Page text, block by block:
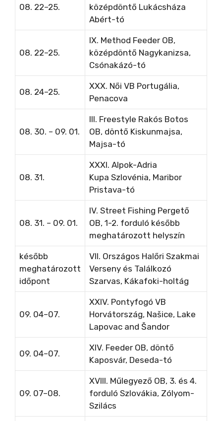
08. 22–25.
középdöntő Lukácsháza
Abért-tó
08. 22–25.
IX. Method Feeder OB,
középdöntő Nagykanizsa,
Csónakázó-tó
08. 24–25.
XXX. Női VB Portugália,
Penacova
08. 30. – 09. 01.
III. Freestyle Rakós Botos
OB, döntő Kiskunmajsa,
Majsa-tó
08. 31.
XXXI. Alpok-Adria
Kupa Szlovénia, Maribor
Pristava-tó
08. 31. – 09. 01.
IV. Street Fishing Pergető
OB, 1-2. forduló később
meghatározott helyszín
később
meghatározott
időpont
VII. Országos Halőri Szakmai
Verseny és Találkozó
Szarvas, Kákafoki-holtág
09. 04–07.
XXIV. Pontyfogó VB
Horvátország, Našice, Lake
Lapovac and Šandor
09. 04–07.
XIV. Feeder OB, döntő
Kaposvár, Deseda-tó
09. 07–08.
XVIII. Műlegyező OB, 3. és 4.
forduló Szlovákia, Zólyom-
Szilács